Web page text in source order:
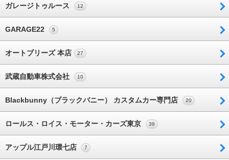
ガレージトゥルース 12
GARAGE22 5
オートブリーズ 本店 27
武蔵自動車株式会社 10
Blackbunny（ブラックバニー） カスタムカー専門店 20
ロールス・ロイス・モーター・カーズ東京 39
アップル江戸川環七店 7